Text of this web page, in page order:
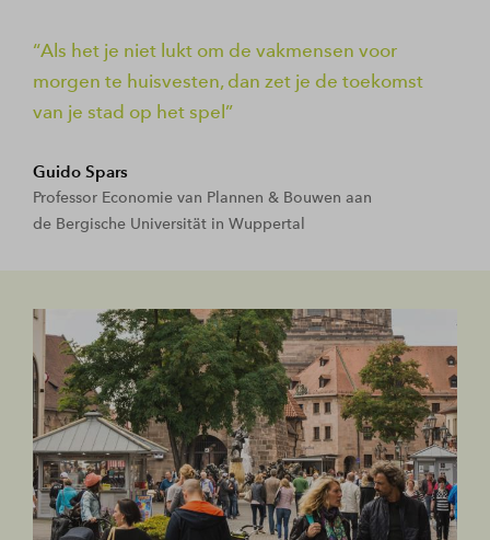
Als het je niet lukt om de vakmensen voor
morgen te huisvesten, dan zet je de toekomst
van je stad op het spel
Guido Spars
Professor Economie van Plannen & Bouwen aan
de Bergische Universität in Wuppertal